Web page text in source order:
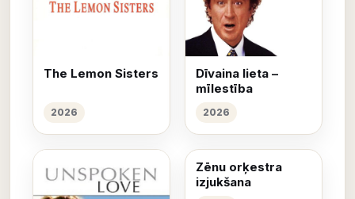
The Lemon Sisters
2026
Dīvaina lieta –
mīlestība
2026
Zēnu orķestra
izjukšana